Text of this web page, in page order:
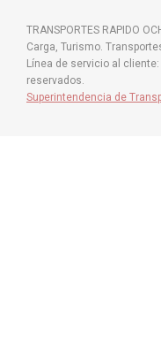
TRANSPORTES RAPIDO
Carga, Turismo.
Línea de servicio al
reservados.
Superintendencia de